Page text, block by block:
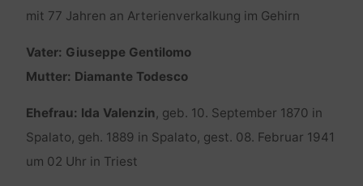
mit 77 Jahren an Arterienverkalkung im Gehirn
Vater: Giuseppe Gentilomo
Mutter: Diamante Todesco
Ehefrau: Ida Valenzin, geb. 10. September 1870 in
Spalato, geh. 1889 in Spalato, gest. 08. Februar 1941
um 02 Uhr in Triest